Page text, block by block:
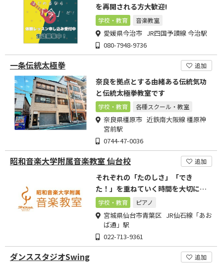
を再開される方大歓迎!
学校・教育 音楽教室
愛媛県今治市 JR四国予讃線 今治駅
080-7948-9736
一条伝統太極拳 追加
奈良を拠点とする由緒ある伝統気功
と伝統太極拳教室です
学校・教育 各種スクール・教室
奈良県橿原市 近鉄南大阪線 橿原神
宮前駅
0744-47-0036
昭和音楽大学附属音楽教室 仙台校 追加
それぞれの「たのしさ」「でき
た！」を重ねていく時間を大切にし
ています。
学校・教育 ピアノ
宮城県仙台市青葉区 JR仙石線「あお
ば通」駅
022-713-9361
ダンススタジオSwing 追加